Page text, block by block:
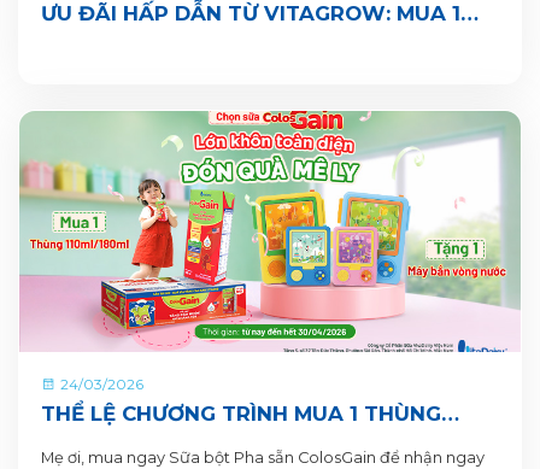
ƯU ĐÃI HẤP DẪN TỪ VITAGROW: MUA 1
24/03/2026
THỂ LỆ CHƯƠNG TRÌNH MUA 1 THÙNG
TẶNG 1 QUÀ TỪ COLOSGAIN
Mẹ ơi, mua ngay Sữa bột Pha sẵn ColosGain để nhận ngay